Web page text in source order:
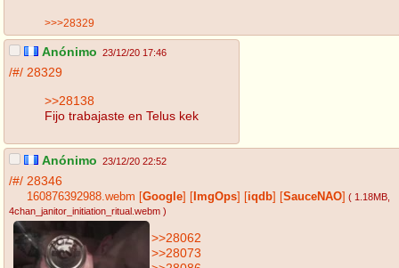
>>>28329
Anónimo 23/12/20 17:46
/#/ 28329
>>28138
Fijo trabajaste en Telus kek
Anónimo 23/12/20 22:52
/#/ 28346
160876392988.webm Google ImgOps iqdb SauceNAO ( 1.18MB
4chan_janitor_initiation_ritual.webm )
>>28062
>>28073